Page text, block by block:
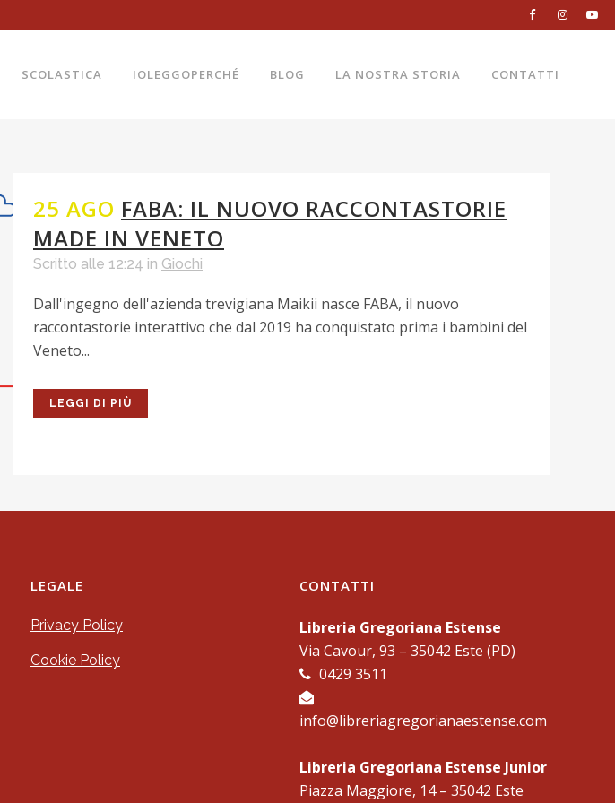
SCOLASTICA IOLEGGOPERCHÉ BLOG LA NOSTRA STORIA CONTATTI
25 AGO FABA: IL NUOVO RACCONTASTORIE
MADE IN VENETO
Scritto alle 12:24 in Giochi
Dall'ingegno dell'azienda trevigiana Maikii nasce FABA, il nuovo
raccontastorie interattivo che dal 2019 ha conquistato prima i bambini del
Veneto...
LEGGI DI PIÙ
LEGALE
Privacy Policy
Cookie Policy
CONTATTI
Libreria Gregoriana Estense
Via Cavour, 93 – 35042 Este (PD)
0429 3511
info@libreriagregorianaestense.com
Libreria Gregoriana Estense Junior
Piazza Maggiore, 14 – 35042 Este